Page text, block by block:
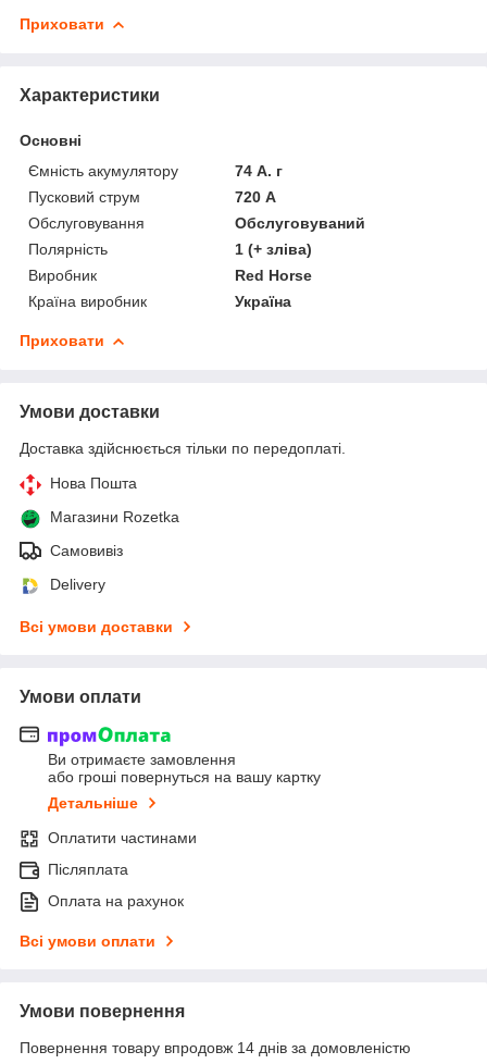
Приховати
Характеристики
Основні
Ємність акумулятору
74 А. г
Пусковий струм
720 А
Обслуговування
Обслуговуваний
Полярність
1 (+ зліва)
Виробник
Red Horse
Країна виробник
Україна
Приховати
Умови доставки
Доставка здійснюється тільки по передоплаті.
Нова Пошта
Магазини Rozetka
Самовивіз
Delivery
Всі умови доставки
Умови оплати
Ви отримаєте замовлення
або гроші повернуться на вашу картку
Детальніше
Оплатити частинами
Післяплата
Оплата на рахунок
Всі умови оплати
Умови повернення
Повернення товару впродовж 14 днів за домовленістю